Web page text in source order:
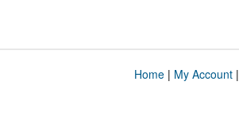
Home| My Account|